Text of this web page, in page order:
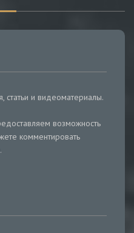
статьи и видеоматериалы.
возможность
комментировать